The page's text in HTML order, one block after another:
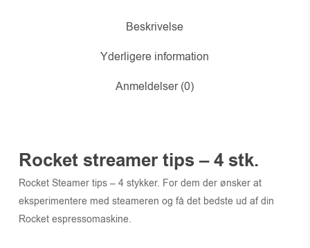
Beskrivelse
Yderligere information
Anmeldelser (0)
Rocket streamer tips – 4 stk.
Rocket Steamer tips – 4 stykker. For dem der ønsker at
eksperimentere med steameren og få det bedste ud af din
Rocket espressomaskine.